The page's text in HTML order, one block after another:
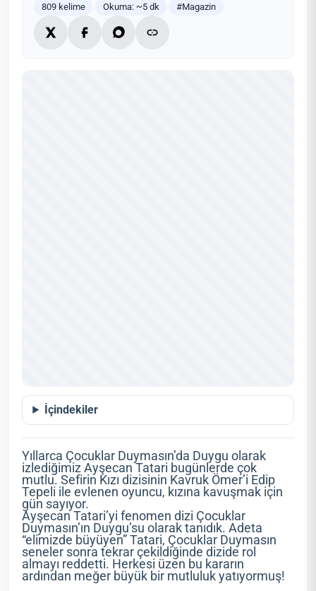
809 kelime Okuma: ~5 dk #Magazin
İçindekiler
Yıllarca Çocuklar Duymasın’da Duygu olarak
izlediğimiz Ayşecan Tatari bugünlerde çok
mutlu. Sefirin Kızı dizisinin Kavruk Ömer’i Edip
Tepeli ile evlenen oyuncu, kızına kavuşmak için
gün sayıyor.
Ayşecan Tatari’yi fenomen dizi Çocuklar
Duymasın’ın Duygu’su olarak tanıdık. Adeta
“elimizde büyüyen” Tatari, Çocuklar Duymasın
seneler sonra tekrar çekildiğinde dizide rol
almayı reddetti. Herkesi üzen bu kararın
ardından meğer büyük bir mutluluk yatıyormuş!